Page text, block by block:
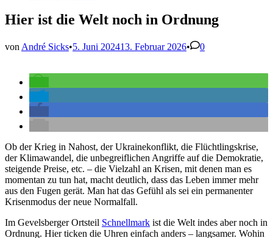
Hier ist die Welt noch in Ordnung
von André Sicks•5. Juni 202413. Februar 2026• 0
Ob der Krieg in Nahost, der Ukrainekonflikt, die Flüchtlingskrise,
der Klimawandel, die unbegreiflichen Angriffe auf die Demokratie,
steigende Preise, etc. – die Vielzahl an Krisen, mit denen man es
momentan zu tun hat, macht deutlich, dass das Leben immer mehr
aus den Fugen gerät. Man hat das Gefühl als sei ein permanenter
Krisenmodus der neue Normalfall.
Im Gevelsberger Ortsteil Schnellmark ist die Welt indes aber noch in
Ordnung. Hier ticken die Uhren einfach anders – langsamer. Wohin